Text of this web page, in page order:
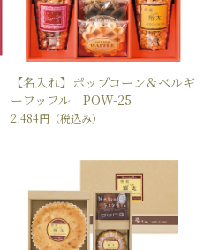
【名入れ】ポップコーン＆ベルギ
ーワッフル POW-25
2,484円 （税込み）